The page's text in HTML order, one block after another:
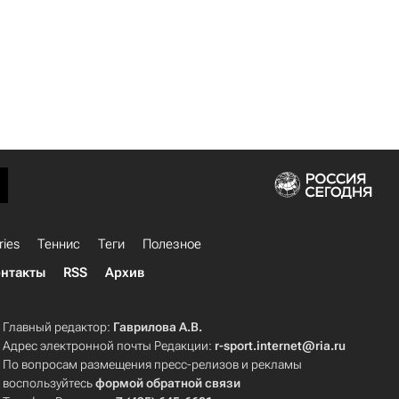
Теннис Теги
Полезное
RSS Архив
Главный редактор: Гаврилова А.В.
Адрес электронной почты Редакции: r-sport.internet@ria.ru
По вопросам размещения пресс-релизов и рекламы
воспользуйтесьформой обратной связи